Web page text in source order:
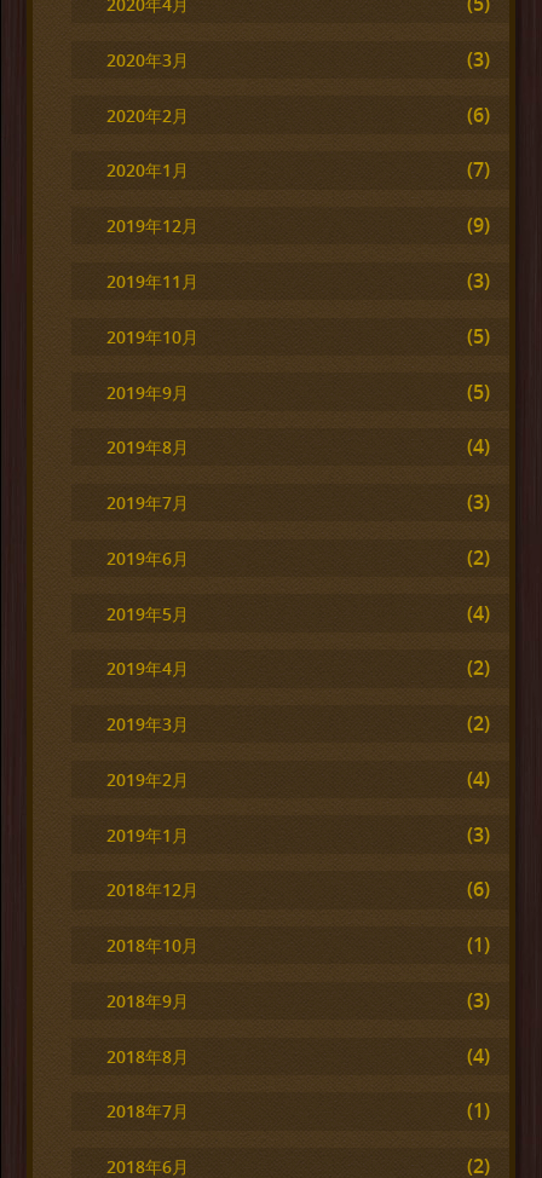
2020年3月 (3)
2020年2月 (6)
2020年1月 (7)
2019年12月 (9)
2019年11月 (3)
2019年10月 (5)
2019年9月 (5)
2019年8月 (4)
2019年7月 (3)
2019年6月 (2)
2019年5月 (4)
2019年4月 (2)
2019年3月 (2)
2019年2月 (4)
2019年1月 (3)
2018年12月 (6)
2018年10月 (1)
2018年9月 (3)
2018年8月 (4)
2018年7月 (1)
2018年6月 (2)